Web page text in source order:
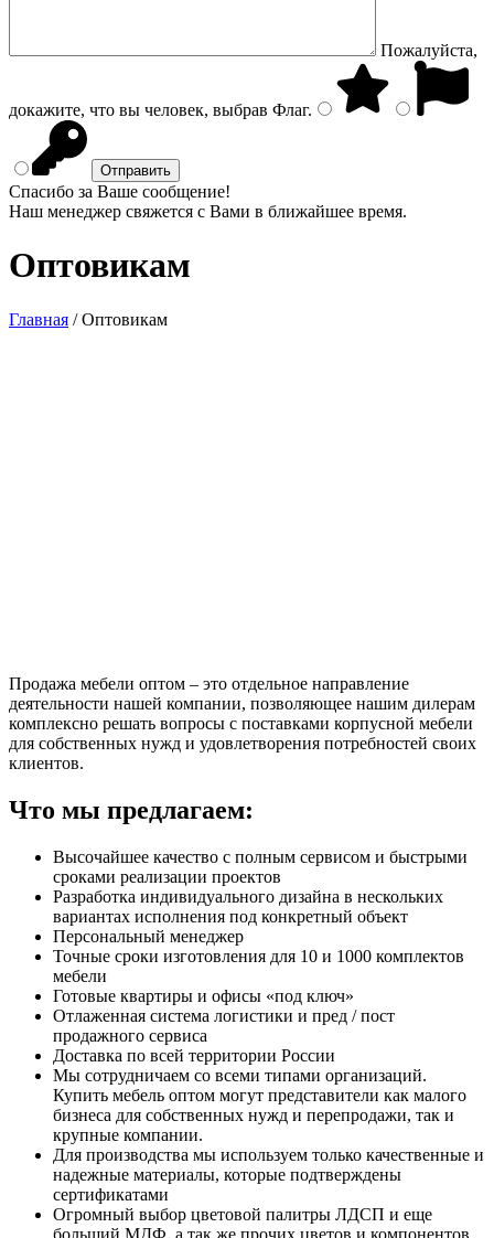
Пожалуйста,
докажите, что вы человек, выбрав Флаг.
Спасибо за Ваше сообщение!
Наш менеджер свяжется с Вами в ближайшее время.
Оптовикам
Главная /Оптовикам
Продажа мебели оптом – это отдельное направление
деятельности нашей компании, позволяющее нашим дилерам
комплексно решать вопросы с поставками корпусной мебели
для собственных нужд и удовлетворения потребностей своих
клиентов.
Что мы предлагаем:
Высочайшее качество с полным сервисом и быстрыми
сроками реализации проектов
Разработка индивидуального дизайна в нескольких
вариантах исполнения под конкретный объект
Персональный менеджер
Точные сроки изготовления для 10 и 1000 комплектов
мебели
Готовые квартиры и офисы «под ключ»
Отлаженная система логистики и пред / пост
продажного сервиса
Доставка по всей территории России
Мы сотрудничаем со всеми типами организаций.
Купить мебель оптом могут представители как малого
бизнеса для собственных нужд и перепродажи, так и
крупные компании.
Для производства мы используем только качественные и
надежные материалы, которые подтверждены
сертификатами
Огромный выбор цветовой палитры ЛДСП и еще
больший МДФ, а так же прочих цветов и компонентов